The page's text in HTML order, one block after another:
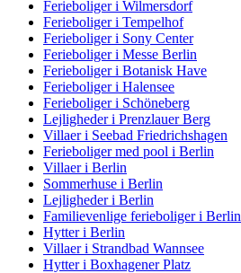
Ferieboliger i Wilmersdorf
Ferieboliger i Tempelhof
Ferieboliger i Sony Center
Ferieboliger i Messe Berlin
Ferieboliger i Botanisk Have
Ferieboliger i Halensee
Ferieboliger i Schöneberg
Lejligheder i Prenzlauer Berg
Villaer i Seebad Friedrichshagen
Ferieboliger med pool i Berlin
Villaer i Berlin
Sommerhuse i Berlin
Lejligheder i Berlin
Familievenlige ferieboliger i Berlin
Hytter i Berlin
Villaer i Strandbad Wannsee
Hytter i Boxhagener Platz